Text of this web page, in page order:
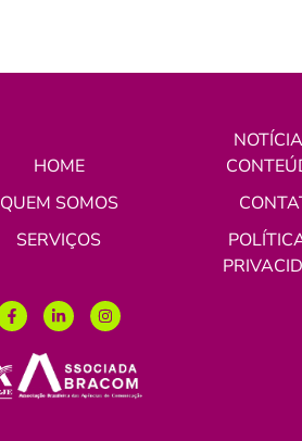
HOME
QUEM SOMOS
SERVIÇOS